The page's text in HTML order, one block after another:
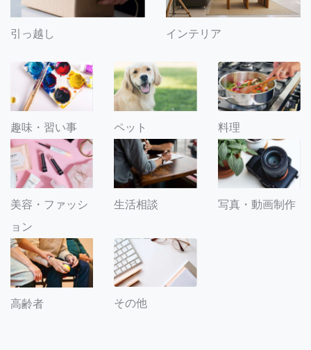
引っ越し インテリア
趣味・習い事 ペット 料理
美容・ファッシ
ョン
生活相談 写真・動画制作
高齢者 その他